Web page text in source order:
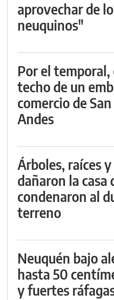
aprovechar de
neuquinos"
Por el temporal,
techo de un
comercio de
Andes
Árboles, raíces
dañaron la casa
condenaron al
terreno
Neuquén bajo
hasta 50
y fuertes